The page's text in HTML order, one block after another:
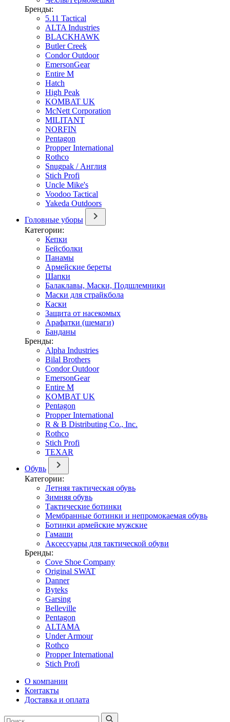
Бренды:
5.11 Tactical
ALTA Industries
BLACKHAWK
Butler Creek
Condor Outdoor
EmersonGear
Entire M
Hatch
High Peak
KOMBAT UK
McNett Corporation
MILITANT
NORFIN
Pentagon
Propper International
Rothco
Snugpak / Англия
Stich Profi
Uncle Mike's
Voodoo Tactical
Yakeda Outdoors
Головные уборы
Категории:
Кепки
Бейсболки
Панамы
Армейские береты
Шапки
Балаклавы, Маски, Подшлемники
Маски для страйкбола
Каски
Защита от насекомых
Арафатки (шемаги)
Банданы
Бренды:
Alpha Industries
Bilal Brothers
Condor Outdoor
EmersonGear
Entire M
KOMBAT UK
Pentagon
Propper International
R & B Distributing Co., Inc.
Rothco
Stich Profi
TEXAR
Обувь
Категории:
Летняя тактическая обувь
Зимняя обувь
Тактические ботинки
Мембранные ботинки и непромокаемая обувь
Ботинки армейские мужские
Гамаши
Аксессуары для тактической обуви
Бренды:
Cove Shoe Company
Original SWAT
Danner
Byteks
Garsing
Belleville
Pentagon
ALTAMA
Under Armour
Rothco
Propper International
Stich Profi
О компании
Контакты
Доставка и оплата